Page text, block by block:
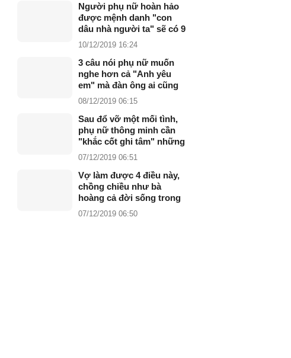
Người phụ nữ hoàn hảo
được mệnh danh "con
dâu nhà người ta" sẽ có 9
đặc điểm này
10/12/2019 16:24
3 câu nói phụ nữ muốn
nghe hơn cả "Anh yêu
em" mà đàn ông ai cũng
phải biết
08/12/2019 06:15
Sau đổ vỡ một mối tình,
phụ nữ thông minh cần
"khắc cốt ghi tâm" những
điều này
07/12/2019 06:51
Vợ làm được 4 điều này,
chồng chiều như bà
hoàng cả đời sống trong
êm ấm hạnh phúc
07/12/2019 06:50